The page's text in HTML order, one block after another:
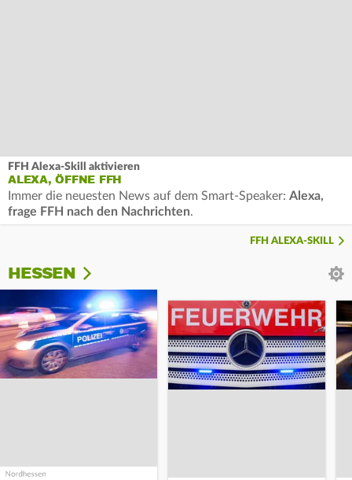
FFH Alexa-Skill aktivieren
ALEXA, ÖFFNE FFH
Immer die neuesten News auf dem Smart-Speaker: Alexa,
frage FFH nach den Nachrichten.
FFH ALEXA-SKILL
HESSEN